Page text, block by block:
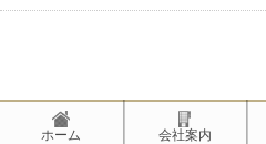
ホーム 会社案内